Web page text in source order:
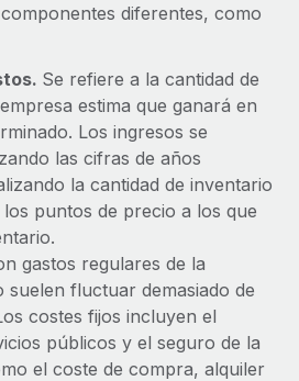
tecnológicos y contrólalos
a la legalidad enseguida.
con facilidad.
de los empleados sin
de Remote:
Gusto y Xero y Contractor
siendo ayudar a empresas de
gestionar y...
diferentes, como
Se refiere a la cantidad de
estima que ganará en
Los ingresos se
las cifras de años
la cantidad de inventario
puntos de precio a los que
gastos regulares de la
suelen fluctuar demasiado de
costes fijos incluyen el
públicos y el seguro de la
el coste de compra, alquiler